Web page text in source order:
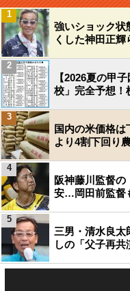
強いショック
くした神田正
1
【2026夏の甲
校」完全予想
2
国内の米価格
より4割下回り
3
阪神藤川監督
安…岡田前監督
4
三男・清水良
しの「父子再
5